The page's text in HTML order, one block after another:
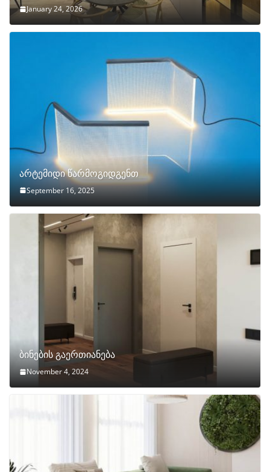
January 24, 2026
არტემიდი წარმოგიდგენთ
September 16, 2025
ბინების გაერთიანება
November 4, 2024